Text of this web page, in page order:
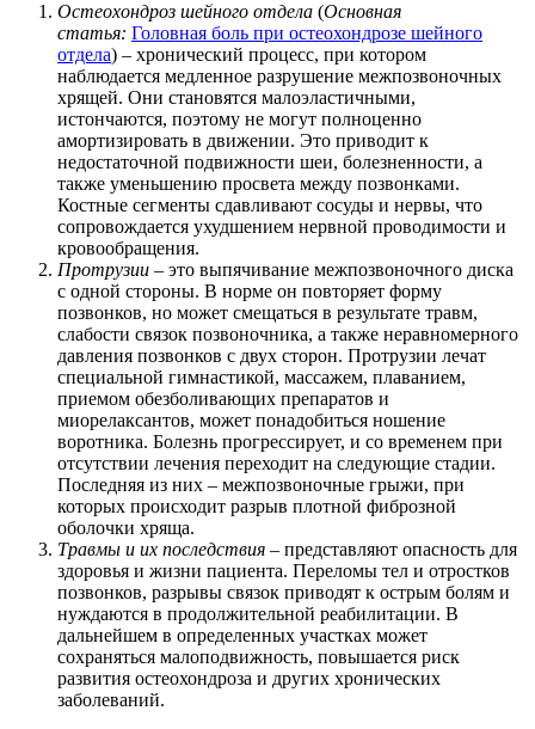
Остеохондроз шейного отдела (Основная
статья: Головная боль при остеохондрозе шейного
отдела) – хронический процесс, при котором
наблюдается медленное разрушение межпозвоночных
хрящей. Они становятся малоэластичными,
истончаются, поэтому не могут полноценно
амортизировать в движении. Это приводит к
недостаточной подвижности шеи, болезненности, а
также уменьшению просвета между позвонками.
Костные сегменты сдавливают сосуды и нервы, что
сопровождается ухудшением нервной проводимости и
кровообращения.
Протрузии – это выпячивание межпозвоночного диска
с одной стороны. В норме он повторяет форму
позвонков, но может смещаться в результате травм,
слабости связок позвоночника, а также неравномерного
давления позвонков с двух сторон. Протрузии лечат
специальной гимнастикой, массажем, плаванием,
приемом обезболивающих препаратов и
миорелаксантов, может понадобиться ношение
воротника. Болезнь прогрессирует, и со временем при
отсутствии лечения переходит на следующие стадии.
Последняя из них – межпозвоночные грыжи, при
которых происходит разрыв плотной фиброзной
оболочки хряща.
Травмы и их последствия – представляют опасность для
здоровья и жизни пациента. Переломы тел и отростков
позвонков, разрывы связок приводят к острым болям и
нуждаются в продолжительной реабилитации. В
дальнейшем в определенных участках может
сохраняться малоподвижность, повышается риск
развития остеохондроза и других хронических
заболеваний.